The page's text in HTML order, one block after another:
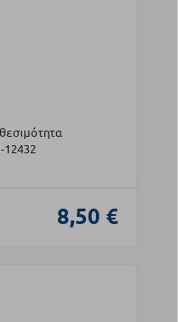
12432
8,50 €